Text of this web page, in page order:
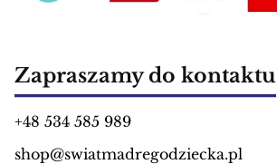
Zapraszamy do kontaktu
+48 534 585 989
shop@swiatmadregodziecka.pl